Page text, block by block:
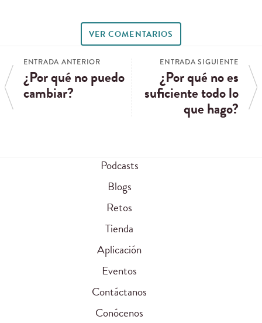
VER COMENTARIOS
ENTRADA ANTERIOR
¿Por qué no puedo
cambiar?
ENTRADA SIGUIENTE
¿Por qué no es
suficiente todo lo
que hago?
Podcasts
Blogs
Retos
Tienda
Aplicación
Eventos
Contáctanos
Conócenos